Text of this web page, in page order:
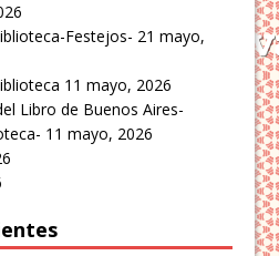
Festejos- 21 mayo,
11 mayo, 2026
Libro de Buenos Aires-
11 mayo, 2026